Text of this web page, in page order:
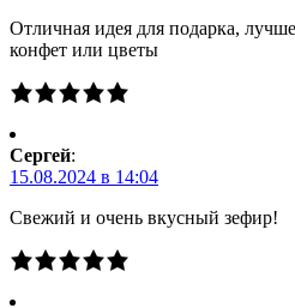
Отличная идея для подарка,
конфет или цветы
Сергей:
15.08.2024 в 14:04
Свежий и очень вкусный зефир!